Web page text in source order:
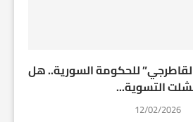
للحكومة السورية.. هل
التسوية...
12/02/2026